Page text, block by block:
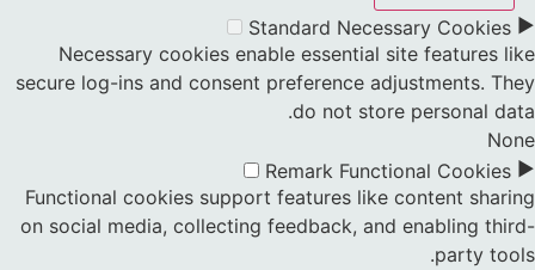
►
Necessary Cookies
Standard
Necessary cookies enable essential site features like
secure log-ins and consent preference adjustments. They
do not store personal data.
None
►
Functional Cookies
Remark
Functional cookies support features like content sharing
on social media, collecting feedback, and enabling third-
party tools.